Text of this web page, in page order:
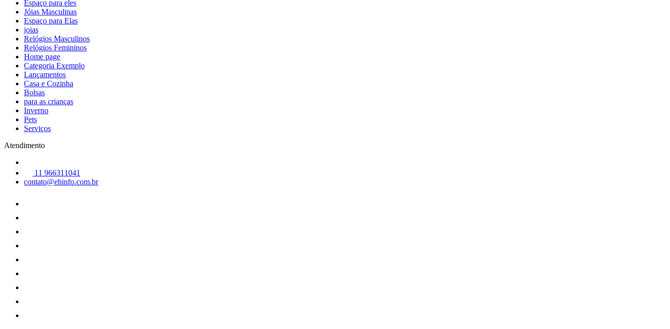
Espaço para eles
Jóias Masculinas
Espaço para Elas
joias
Relógios Masculinos
Relógios Femininos
Home page
Categoria Exemplo
Lançamentos
Casa e Cozinha
Bolsas
para as crianças
Inverno
Pets
Serviços
Atendimento
11 966311041
contato@ehinfo.com.br